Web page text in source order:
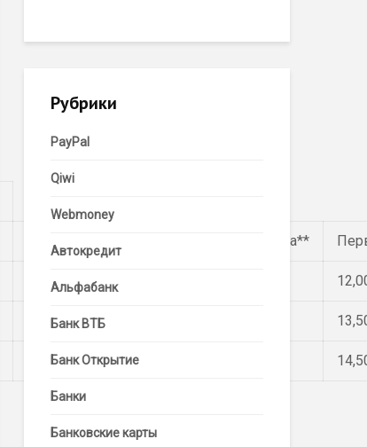
Первый год Начиная со второго года**
11,50
13,00
14,00 15,00
Рубрики
PayPal
Qiwi
Webmoney
Автокредит
Альфабанк
Банк ВТБ
Банк Открытие
Банки
Банковские карты